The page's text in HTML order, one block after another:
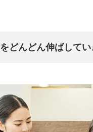
どんどん伸ばして